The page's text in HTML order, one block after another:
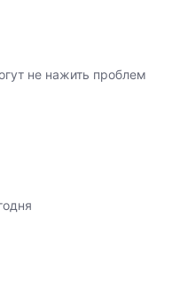
не нажить проблем